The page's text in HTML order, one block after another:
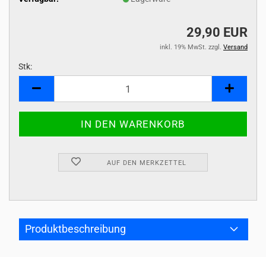
29,90 EUR
inkl. 19% MwSt. zzgl. Versand
Stk:
AUF DEN MERKZETTEL
Produktbeschreibung